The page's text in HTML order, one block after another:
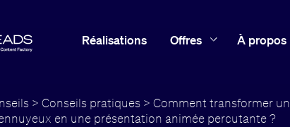
Réalisations Offres À propos
>Conseils pratiques > Comment transformer un
en une présentation animée percutante ?